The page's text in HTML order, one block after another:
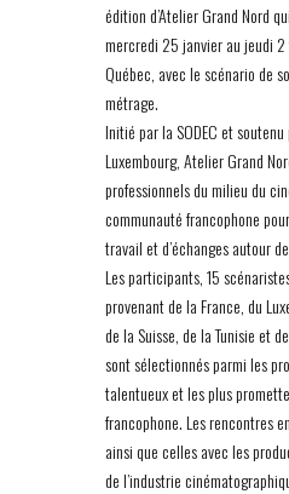
édition d’Atelier Grand Nord
mercredi 25 janvier au jeudi 2
Québec, avec le scénario de
métrage.
Initié par la SODEC et soutenu
Luxembourg, Atelier Grand
professionnels du milieu du
communauté francophone
travail et d’échanges autour
Les participants, 15
provenant de la France, du
de la Suisse, de la Tunisie et
sont sélectionnés parmi les
talentueux et les plus
francophone. Les rencontres
ainsi que celles avec les
de l’industrie